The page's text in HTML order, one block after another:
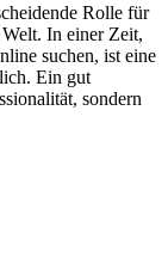
Rolle für
In einer Zeit,
suchen, ist eine
Ein gut
sondern